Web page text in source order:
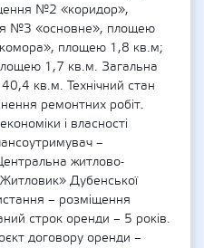
№2 «коридор»,
№3 «основне», площею
площею 1,8 кв.м;
1,7 кв.м. Загальна
кв.м. Технічний стан
ремонтних робіт.
і власності
–
житлово-
Дубенської
– розміщення
строк оренди – 5 років.
договору оренди –